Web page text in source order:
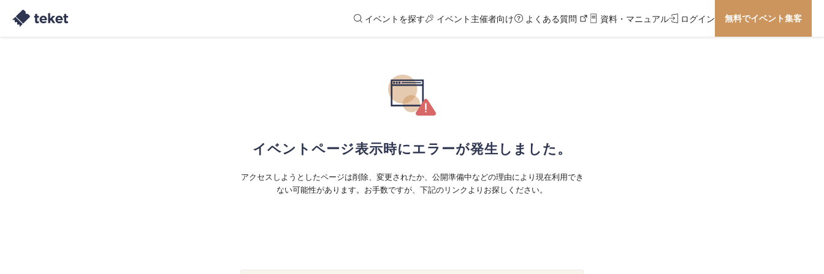
イベントを探す イベント主催者向け よくある質問 資料・マニュアル ログイン 無料でイベント集客
イベントページ表示時にエラーが発生しました。
アクセスしようとしたページは削除、変更されたか、公開準備中などの理由により現在利用でき
ない可能性があります。お手数ですが、下記のリンクよりお探しください。